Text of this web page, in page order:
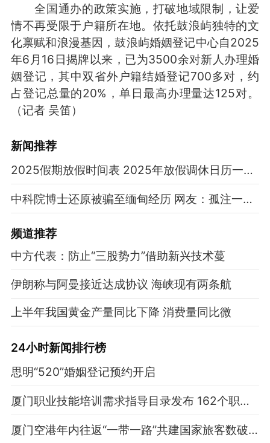
全国通办的政策实施，打破地域限制，让爱
情不再受限于户籍所在地。依托鼓浪屿独特的文
化禀赋和浪漫基因，鼓浪屿婚姻登记中心自2025
年6月16日揭牌以来，已为3500余对新人办理婚
姻登记，其中双省外户籍结婚登记700多对，约
占登记总量的20%，单日最高办理量达125对。
（记者 吴笛）
新闻推荐
2025假期放假时间表 2025年放假调休日历一览表
中科院博士还原被骗至缅甸经历 网友：孤注一掷现实版
频道推荐
中方代表：防止“三股势力”借助新兴技术蔓
伊朗称与阿曼接近达成协议 海峡现有两条航
上半年我国黄金产量同比下降 消费量同比微
24小时新闻排行榜
思明“520”婚姻登记预约开启
厦门职业技能培训需求指导目录发布 162个职业可领培训补贴
厦门空港年内往返“一带一路”共建国家旅客数破百万人次